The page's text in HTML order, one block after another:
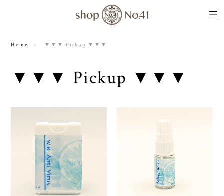
Home ▼▼▼ Pickup ▼▼▼
▼▼▼ Pickup ▼▼▼